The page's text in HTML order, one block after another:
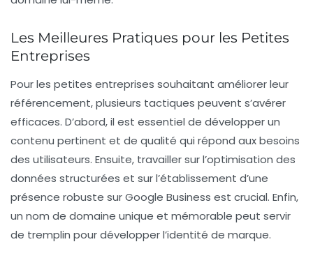
Les Meilleures Pratiques pour les Petites
Entreprises
Pour les petites entreprises souhaitant améliorer leur
référencement, plusieurs tactiques peuvent s’avérer
efficaces. D’abord, il est essentiel de développer un
contenu pertinent et de qualité qui répond aux besoins
des utilisateurs. Ensuite, travailler sur l’optimisation des
données structurées et sur l’établissement d’une
présence robuste sur Google Business est crucial. Enfin,
un nom de domaine unique et mémorable peut servir
de tremplin pour développer l’identité de marque.